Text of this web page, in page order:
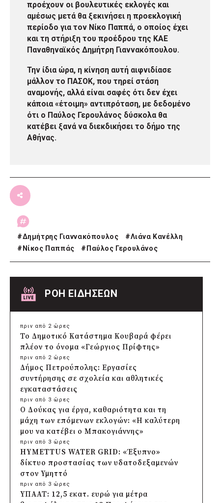
προέχουν οι βουλευτικές εκλογές και
αμέσως μετά θα ξεκινήσει η προεκλογική
περίοδο για τον Νίκο Παππά, ο οποίος έχει
και τη στήριξη του προέδρου της ΚΑΕ
Παναθηναϊκός Δημήτρη Γιαννακόπουλου.
Την ίδια ώρα, η κίνηση αυτή αιφνιδίασε
μάλλον το ΠΑΣΟΚ, που τηρεί στάση
αναμονής, αλλά είναι σαφές ότι δεν έχει
κάποια «έτοιμη» αντιπρόταση, με δεδομένο
ότι ο Παύλος Γερουλάνος δύσκολα θα
κατέβει ξανά να διεκδικήσει το δήμο της
Αθήνας.
#Δημήτρης Γιαννακόπουλος #Λιάνα Κανέλλη
#Νίκος Παππάς #Παύλος Γερουλάνος
ΡΟΗ ΕΙΔΗΣΕΩΝ
πριν από 2 ώρες
Το Δημοτικό Κατάστημα Κουβαρά φέρει
πλέον το όνομα «Γεώργιος Πρίφτης»
πριν από 2 ώρες
Δήμος Πετρούπολης: Εργασίες
συντήρησης σε σχολεία και αθλητικές
εγκαταστάσεις
πριν από 3 ώρες
Ο Δούκας για έργα, καθαριότητα και τη
μάχη των επόμενων εκλογών: «Η καλύτερη
μου να κατέβει ο Μπακογιάννης»
πριν από 3 ώρες
HYMETTUS WATER GRID: «Έξυπνο»
δίκτυο προστασίας των υδατοδεξαμενών
στον Υμηττό
πριν από 3 ώρες
ΥΠΑΑΤ: 12,5 εκατ. ευρώ για μέτρα